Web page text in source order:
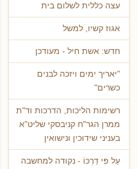
עצה כללית לשלום בית
אגוז קשיו, למשל
חדש: אשת חיל - מעודכן
"יאריך ימים ויזכה לבנים
כשרים"
רשימות הליכות, הדרכות וד"ת
ממרן הגר"ח קניבסקי שליט"א
בעניני שידוכין ונישואין
עַל פִּי דַרְכּוֹ - נקודה למחשבה